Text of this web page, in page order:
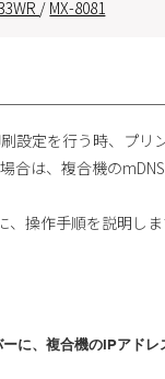
/ MX-8081
設定を行う時、プリ
合は、複合機の
、操作手順を説明しま
ーに、複合機のIPアド